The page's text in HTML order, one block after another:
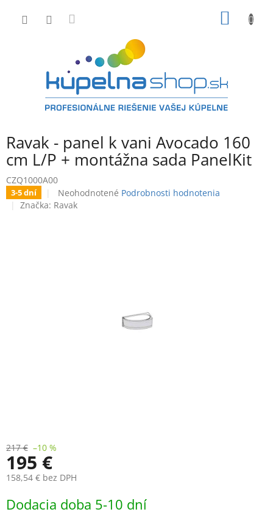
Ravak - panel k vani Avocado 160
cm L/P + montážna sada PanelKit
CZQ1000A00
3-5 dní
Priemerné
hodnotenie
Neohodnotené Podrobnosti hodnotenia
Značka: Ravak
217 € –10 %
195 €
158,54 € bez DPH
cena:
Dodacia doba 5-10 dní